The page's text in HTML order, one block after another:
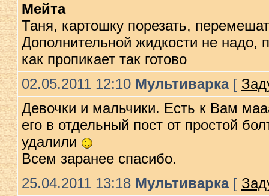
Мейта
Таня, картошку порезать,
Дополнительной жидкости не надо,
как пропикает так готово
02.05.2011 12:10 Мультиварка[
Девочки и мальчики. Есть к Вам
его в отдельный пост от простой
удалили
Всем заранее спасибо.
25.04.2011 13:18 Мультиварка[